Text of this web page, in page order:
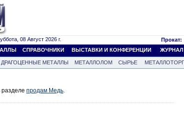
08 Август 2026 г. Прокат:
СПРАВОЧНИКИ ВЫСТАВКИ И КОНФЕРЕНЦИИ ЖУРНАЛ
ДРАГОЦЕННЫЕ МЕТАЛЛЫ МЕТАЛЛОЛОМ СЫРЬЕ
продам Медь.